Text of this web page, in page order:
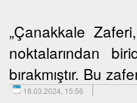
„Çanakkale
noktalarından
bırakmıştır. Bu
18.03.2024, 15:56